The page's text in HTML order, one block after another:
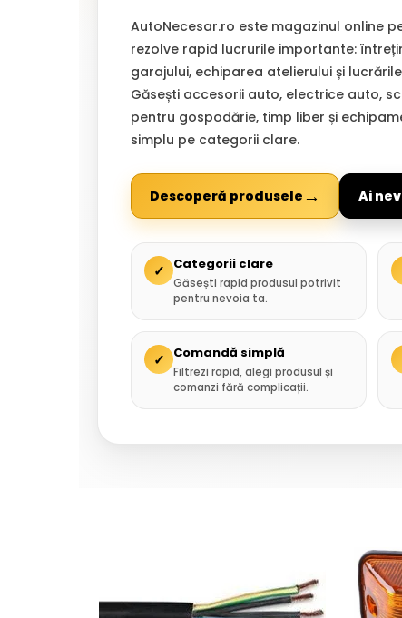
AutoNecesar.ro este magazinul online
rezolve rapid lucrurile importante:
garajului, echiparea atelierului și
Găsești accesorii auto, electrice auto,
pentru gospodărie, timp liber și
simplu pe categorii clare.
Descoperă produsele → Ai
✓ Categorii clare
Găsești rapid produsul potrivit
pentru nevoia ta.
✓ Comandă simplă
Filtrezi rapid, alegi produsul și
comanzi fără complicații.